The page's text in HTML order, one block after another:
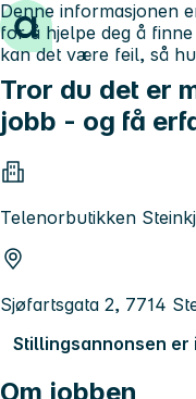
Hopp til innhold
Tror du det er
jobb - og få
Telenorbutikken
Sjøfartsgata 2, 7714
Stillingsannonsen er
Om jobben
Denne informasjonen
for å hjelpe deg å
kan det være feil, så